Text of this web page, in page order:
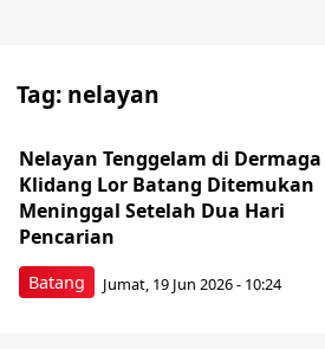
Tag: nelayan
Batang
Nelayan Tenggelam di Dermaga
Klidang Lor Batang Ditemukan
Meninggal Setelah Dua Hari
Pencarian
Jumat, 19 Jun 2026 - 10:24